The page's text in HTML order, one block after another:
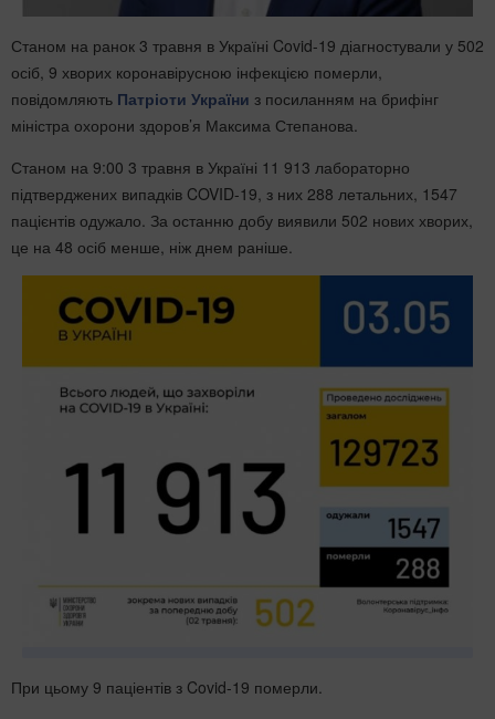
Станом на ранок 3 травня в Україні Covid-19 діагностували у 502
осіб, 9 хворих коронавірусною інфекцією померли,
повідомляють Патріоти України з посиланням на брифінг
міністра охорони здоров’я Максима Степанова.
Станом на 9:00 3 травня в Україні 11 913 лабораторно
підтверджених випадків COVID-19, з них 288 летальних, 1547
пацієнтів одужало. За останню добу виявили 502 нових хворих,
це на 48 осіб менше, ніж днем раніше.
При цьому 9 паціентів з Covid-19 померли.